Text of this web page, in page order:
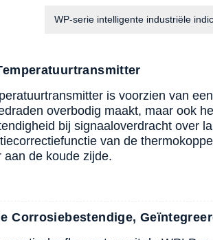
WP-serie intelligente industriële
is voorzien van
overbodig maakt, maar ook
bij signaaloverdracht over
van de
aan de koude zijde.
Corrosiebestendige,